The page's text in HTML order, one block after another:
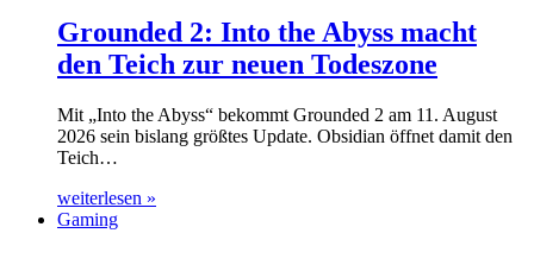
Grounded 2: Into the Abyss macht
den Teich zur neuen Todeszone
Mit „Into the Abyss“ bekommt Grounded 2 am 11. August
2026 sein bislang größtes Update. Obsidian öffnet damit den
Teich…
weiterlesen »
Gaming